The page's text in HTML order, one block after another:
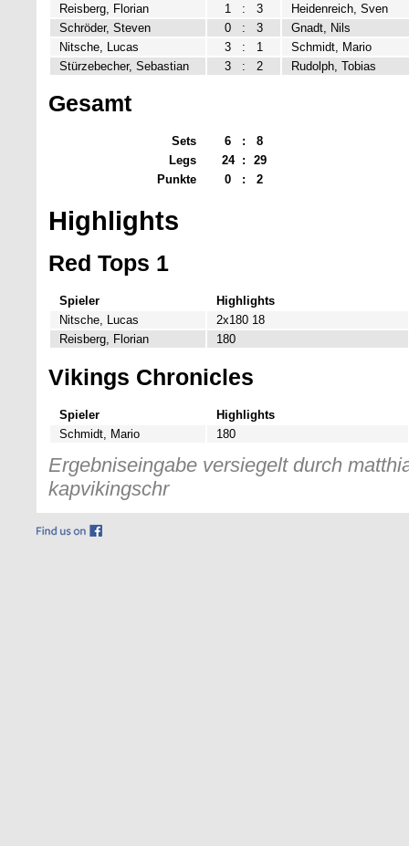
Reisberg, Florian
1 : 3
Heidenreich, Sven
Schröder, Steven
0 : 3
Gnadt, Nils
Nitsche, Lucas
3 : 1
Schmidt, Mario
Stürzebecher, Sebastian
3 : 2 Rudolph, Tobias
Gesamt
Sets 6 :
8
Legs
24 :
29
Punkte
0 : 2
Highlights
Red Tops 1
Spieler
Highlights
Nitsche, Lucas
2x180 18
Reisberg, Florian
180
Vikings Chronicles
Spieler
Highlights
Schmidt, Mario
180
Ergebniseingabe versiegelt durch
kapvikingschr